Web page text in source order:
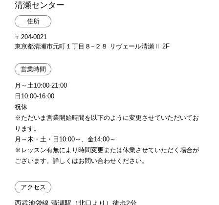
清瀬センター
住所
〒204-0021
東京都清瀬市元町１丁目８−２８ リヴェール清瀬Ⅱ 2F
営業時間
月～土10:00-21:00
日10:00-16:00
祝休
※ただいま営業開始時間を以下のように変更させていただいてお
ります。
月～木・土・日10:00～、金14:00～
※レッスン有無により時間変更または休業させていただく場合が
ございます。詳しくはお問い合わせください。
アクセス
西武池袋線 清瀬駅（北口より）徒歩2分